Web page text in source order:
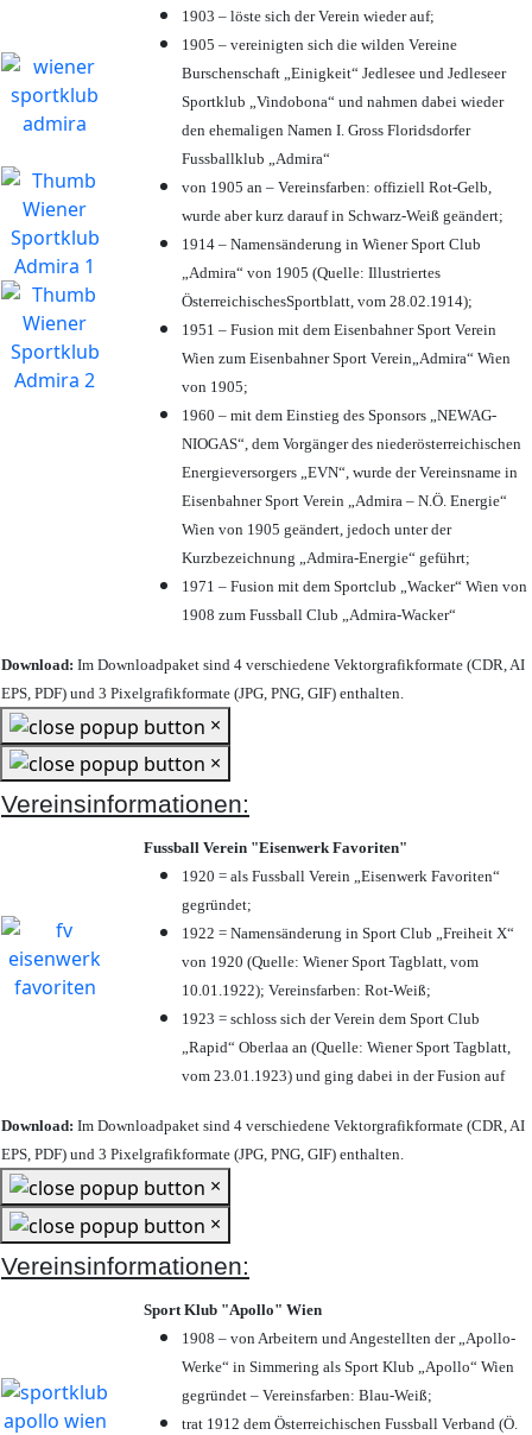
1903 – löste sich der Verein wieder auf;
1905 – vereinigten sich die wilden Vereine
Burschenschaft „Einigkeit“ Jedlesee und Jedleseer
Sportklub „Vindobona“ und nahmen dabei wieder
den ehemaligen Namen I. Gross Floridsdorfer
Fussballklub „Admira“
von 1905 an – Vereinsfarben: offiziell Rot-Gelb,
wurde aber kurz darauf in Schwarz-Weiß geändert;
1914 – Namensänderung in Wiener Sport Club
„Admira“ von 1905 (Quelle: Illustriertes
ÖsterreichischesSportblatt, vom 28.02.1914);
1951 – Fusion mit dem Eisenbahner Sport Verein
Wien zum Eisenbahner Sport Verein„Admira“ Wien
von 1905;
1960 – mit dem Einstieg des Sponsors „NEWAG-
NIOGAS“, dem Vorgänger des niederösterreichischen
Energieversorgers „EVN“, wurde der Vereinsname in
Eisenbahner Sport Verein „Admira – N.Ö. Energie“
Wien von 1905 geändert, jedoch unter der
Kurzbezeichnung „Admira-Energie“ geführt;
1971 – Fusion mit dem Sportclub „Wacker“ Wien von
1908 zum Fussball Club „Admira-Wacker“
Download: Im Downloadpaket sind 4 verschiedene Vektorgrafikformate (CDR, AI
EPS, PDF) und 3 Pixelgrafikformate (JPG, PNG, GIF) enthalten.
×
×
Vereinsinformationen:
Fussball Verein "Eisenwerk Favoriten"
1920 = als Fussball Verein „Eisenwerk Favoriten“
gegründet;
1922 = Namensänderung in Sport Club „Freiheit X“
von 1920 (Quelle: Wiener Sport Tagblatt, vom
10.01.1922); Vereinsfarben: Rot-Weiß;
1923 = schloss sich der Verein dem Sport Club
„Rapid“ Oberlaa an (Quelle: Wiener Sport Tagblatt,
vom 23.01.1923) und ging dabei in der Fusion auf
Download: Im Downloadpaket sind 4 verschiedene Vektorgrafikformate (CDR, AI
EPS, PDF) und 3 Pixelgrafikformate (JPG, PNG, GIF) enthalten.
×
×
Vereinsinformationen:
Sport Klub "Apollo" Wien
1908 – von Arbeitern und Angestellten der „Apollo-
Werke“ in Simmering als Sport Klub „Apollo“ Wien
gegründet – Vereinsfarben: Blau-Weiß;
trat 1912 dem Österreichischen Fussball Verband (Ö.